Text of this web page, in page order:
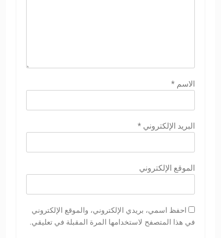
الاسم *
البريد الإلكتروني *
الموقع الإلكتروني
احفظ اسمي، بريدي الإلكتروني، والموقع الإلكتروني
في هذا المتصفح لاستخدامها المرة المقبلة في تعليقي.